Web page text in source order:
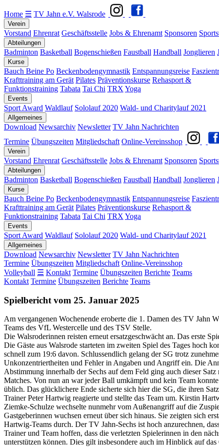
Home ☰ TV Jahn e.V. Walsrode
Verein
Vorstand Ehrenrat Geschäftsstelle Jobs & Ehrenamt Sponsoren
Abteilungen
Badminton Basketball Bogenschießen Faustball Handball Jonglieren
Kurse
Bauch Beine Po Beckenbodengymnastik Entspannungsreise
Krafttraining am Gerät Pilates Präventionskurse Rehasport &
Funktionstraining Tabata Tai Chi TRX Yoga
Events
Sport Award Waldlauf Sololauf 2020 Wald- und Charitylauf 2021
Allgemeines
Download Newsarchiv Newsletter TV Jahn Nachrichten
Termine Übungszeiten Mitgliedschaft Online-Vereinsshop
Verein
Vorstand Ehrenrat Geschäftsstelle Jobs & Ehrenamt Sponsoren
Abteilungen
Badminton Basketball Bogenschießen Faustball Handball Jonglieren
Kurse
Bauch Beine Po Beckenbodengymnastik Entspannungsreise
Krafttraining am Gerät Pilates Präventionskurse Rehasport &
Funktionstraining Tabata Tai Chi TRX Yoga
Events
Sport Award Waldlauf Sololauf 2020 Wald- und Charitylauf 2021
Allgemeines
Download Newsarchiv Newsletter TV Jahn Nachrichten
Termine Übungszeiten Mitgliedschaft Online-Vereinsshop
Volleyball ☰ Kontakt Termine Übungszeiten Berichte Teams
Kontakt Termine Übungszeiten Berichte Teams
Spielbericht vom 25. Januar 2025
Am vergangenen Wochenende eroberte die 1. Damen des TV Jahn
Teams des VfL Westercelle und des TSV Stelle.
Die Walsroderinnen reisten erneut ersatzgeschwächt an. Das erste
Die Gäste aus Walsrode starteten im zweiten Spiel des Tages hoch
schnell zum 19:6 davon. Schlussendlich gelang der SG trotz
Unkonzentriertheiten und Fehler in Angaben und Angriff ein. Die
Abstimmung innerhalb der Sechs auf dem Feld ging auch dieser
Matches. Von nun an war jeder Ball umkämpft und kein Team
üblich. Das glücklichere Ende sicherte sich hier die SG, die ihren
Trainer Peter Hartwig reagierte und stellte das Team um. Kirstin
Ziemke-Schulze wechselte nunmehr vom Außenangriff auf die
Gastgeberinnen wuchsen erneut über sich hinaus. Sie zeigten sich
Hartwig-Teams durch. Der TV Jahn-Sechs ist hoch anzurechnen,
Trainer und Team hoffen, dass die verletzten Spielerinnen in den
unterstützen können. Dies gilt insbesondere auch im Hinblick auf